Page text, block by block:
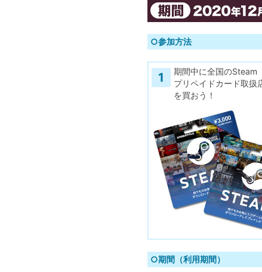
○参加方法
1
期間中に全国のSteam
プリペイドカード取扱
を買おう！
○期間（利用期間）